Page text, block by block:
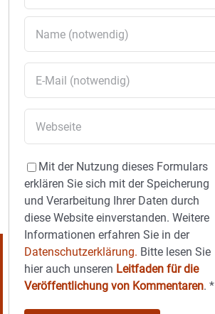
Mit der Nutzung dieses Formulars
erklären Sie sich mit der Speicherung
und Verarbeitung Ihrer Daten durch
diese Website einverstanden. Weitere
Informationen erfahren Sie in der
Datenschutzerklärung. Bitte lesen Sie
hier auch unseren Leitfaden für die
Veröffentlichung von Kommentaren.*